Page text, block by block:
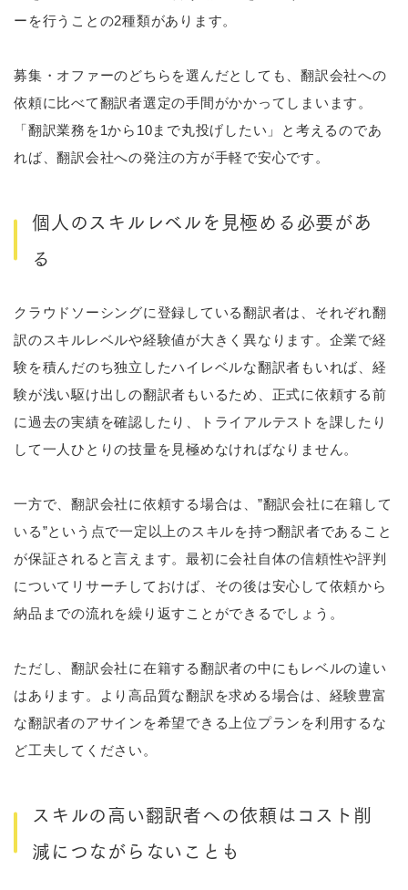
ーを行うことの2種類があります。
募集・オファーのどちらを選んだとしても、翻訳会社への
依頼に比べて翻訳者選定の手間がかかってしまいます。
「翻訳業務を1から10まで丸投げしたい」と考えるのであ
れば、翻訳会社への発注の方が手軽で安心です。
個人のスキルレベルを見極める必要があ
る
クラウドソーシングに登録している翻訳者は、それぞれ翻
訳のスキルレベルや経験値が大きく異なります。企業で経
験を積んだのち独立したハイレベルな翻訳者もいれば、経
験が浅い駆け出しの翻訳者もいるため、正式に依頼する前
に過去の実績を確認したり、トライアルテストを課したり
して一人ひとりの技量を見極めなければなりません。
一方で、翻訳会社に依頼する場合は、”翻訳会社に在籍して
いる”という点で一定以上のスキルを持つ翻訳者であること
が保証されると言えます。最初に会社自体の信頼性や評判
についてリサーチしておけば、その後は安心して依頼から
納品までの流れを繰り返すことができるでしょう。
ただし、翻訳会社に在籍する翻訳者の中にもレベルの違い
はあります。より高品質な翻訳を求める場合は、経験豊富
な翻訳者のアサインを希望できる上位プランを利用するな
ど工夫してください。
スキルの高い翻訳者への依頼はコスト削
減につながらないことも